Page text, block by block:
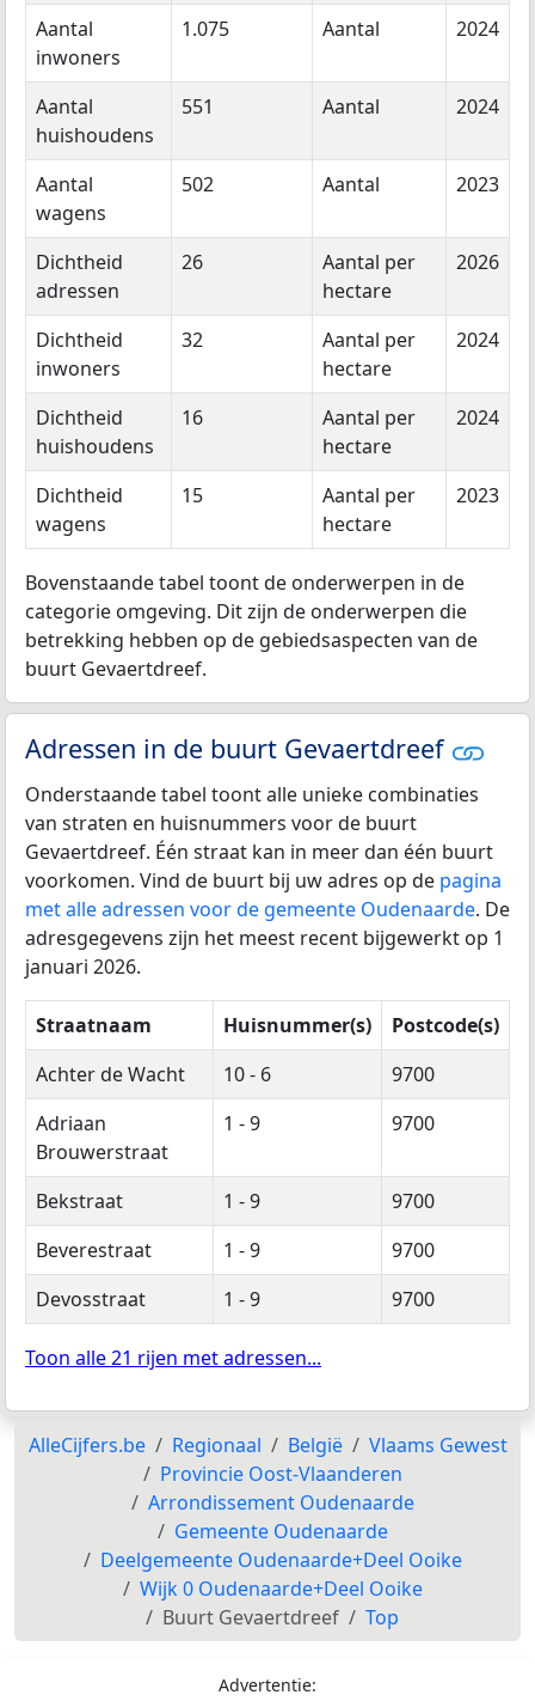
Aantal
inwoners
1.075 Aantal 2024
Aantal
huishoudens
551 Aantal 2024
Aantal
wagens
502 Aantal 2023
Dichtheid
adressen
26
Aantal per
hectare
2026
Dichtheid
inwoners
32
Aantal per
hectare
2024
Dichtheid
huishoudens
16
Aantal per
hectare
2024
Dichtheid
wagens
15
Aantal per
hectare
2023
Bovenstaande tabel toont de onderwerpen in de
categorie omgeving. Dit zijn de onderwerpen die
betrekking hebben op de gebiedsaspecten van de
buurt Gevaertdreef.
Adressen in de buurt Gevaertdreef
Onderstaande tabel toont alle unieke combinaties
van straten en huisnummers voor de buurt
Gevaertdreef. Één straat kan in meer dan één buurt
voorkomen. Vind de buurt bij uw adres op de pagina
met alle adressen voor de gemeente Oudenaarde. De
adresgegevens zijn het meest recent bijgewerkt op 1
januari 2026.
Straatnaam Huisnummer(s)
Postcode(s)
Achter de Wacht
10 - 6
9700
Adriaan
Brouwerstraat
1 - 9 9700
Bekstraat 1 - 9
9700
Beverestraat
1 - 9
9700
Devosstraat
1 - 9 9700
Toon alle 21 rijen met adressen...
AlleCijfers.be Regionaal België
Vlaams Gewest
Provincie Oost-Vlaanderen
Arrondissement Oudenaarde
Gemeente Oudenaarde
Deelgemeente Oudenaarde+Deel Ooike
Wijk 0 Oudenaarde+Deel Ooike
Buurt Gevaertdreef
Top
Advertentie: